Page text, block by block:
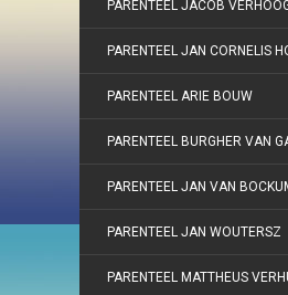
PARENTEEL JACOB
PARENTEEL JAN CORNELIS
PARENTEEL ARIE BOUW
PARENTEEL BURGHER VAN
PARENTEEL JAN VAN
PARENTEEL JAN WOUTERSZ
PARENTEEL MATTHEUS